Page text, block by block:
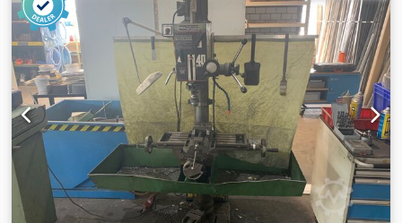
Brzina vožnje 1450 rpm - Pogon 400 V / 1.8 kW - Svemirski
zahtev oko. W 1100 x H 2450 x D 800 mm Cedsk D Ewgopfx
Ambjha - Težina je okona. 300 kg